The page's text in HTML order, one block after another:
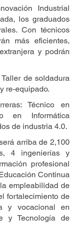
Industrial
los graduados
Con técnicos
más eficientes,
y podrán
de soldadura
re-equipado.
Técnico en
en Informática
de industria 4.0.
arriba de 2,100
4 ingenierías y
profesional
Continua
empleabilidad de
fortalecimiento de
y vocacional en
y Tecnología de